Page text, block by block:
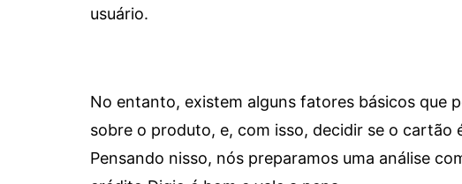
usuário.
No entanto, existem alguns fatores básicos que
sobre o produto, e, com isso, decidir se o cartão
Pensando nisso, nós preparamos uma análise